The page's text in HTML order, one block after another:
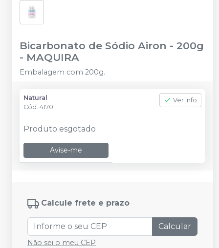
Bicarbonato de Sódio Airon - 200g
- MAQUIRA
Embalagem com 200g.
Natural
Cód. 4170
Ver info
Produto esgotado
Avise-me
Calcule frete e prazo
Calcular
Não sei o meu CEP